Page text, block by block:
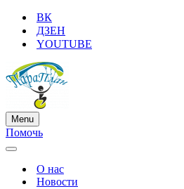
ВК
ДЗЕН
YOUTUBE
Menu
Меню
навигации
Помочь
Меню
навигацииО нас
Новости